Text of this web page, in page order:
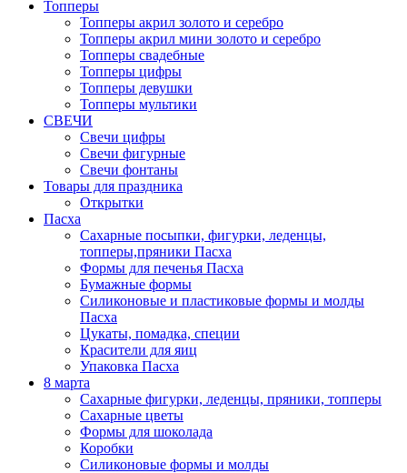
Топперы
Топперы акрил золото и серебро
Топперы акрил мини золото и серебро
Топперы свадебные
Топперы цифры
Топперы девушки
Топперы мультики
СВЕЧИ
Свечи цифры
Свечи фигурные
Свечи фонтаны
Товары для праздника
Открытки
Пасха
Сахарные посыпки, фигурки, леденцы,
топперы,пряники Пасха
Формы для печенья Пасха
Бумажные формы
Силиконовые и пластиковые формы и молды
Пасха
Цукаты, помадка, специи
Красители для яиц
Упаковка Пасха
8 марта
Сахарные фигурки, леденцы, пряники, топперы
Сахарные цветы
Формы для шоколада
Коробки
Силиконовые формы и молды